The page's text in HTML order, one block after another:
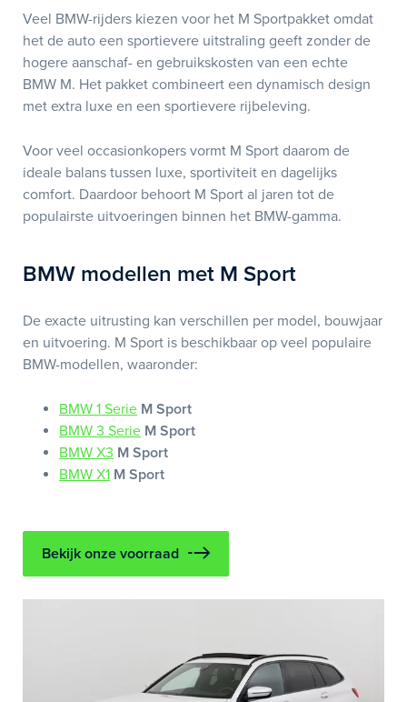
Veel BMW-rijders kiezen voor het M Sportpakket omdat
het de auto een sportievere uitstraling geeft zonder de
hogere aanschaf- en gebruikskosten van een echte
BMW M. Het pakket combineert een dynamisch design
met extra luxe en een sportievere rijbeleving.
Voor veel occasionkopers vormt M Sport daarom de
ideale balans tussen luxe, sportiviteit en dagelijks
comfort. Daardoor behoort M Sport al jaren tot de
populairste uitvoeringen binnen het BMW-gamma.
BMW modellen met M Sport
De exacte uitrusting kan verschillen per model, bouwjaar
en uitvoering. M Sport is beschikbaar op veel populaire
BMW-modellen, waaronder:
BMW 1 Serie M Sport
BMW 3 Serie M Sport
BMW X3 M Sport
BMW X1 M Sport
Bekijk onze voorraad